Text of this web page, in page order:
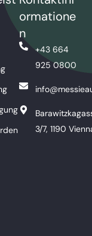
ormatione
n
+43 664
925 0800
3/7, 1190